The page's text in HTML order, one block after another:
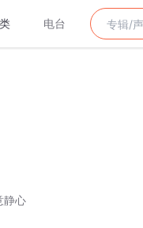
电台
静心